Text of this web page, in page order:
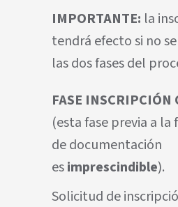
IMPORTANTE: la
tendrá efecto si no
las dos fases del
FASE INSCRIPCIÓN
(esta fase previa a la
de documentación
esimprescindible).
Solicitud de